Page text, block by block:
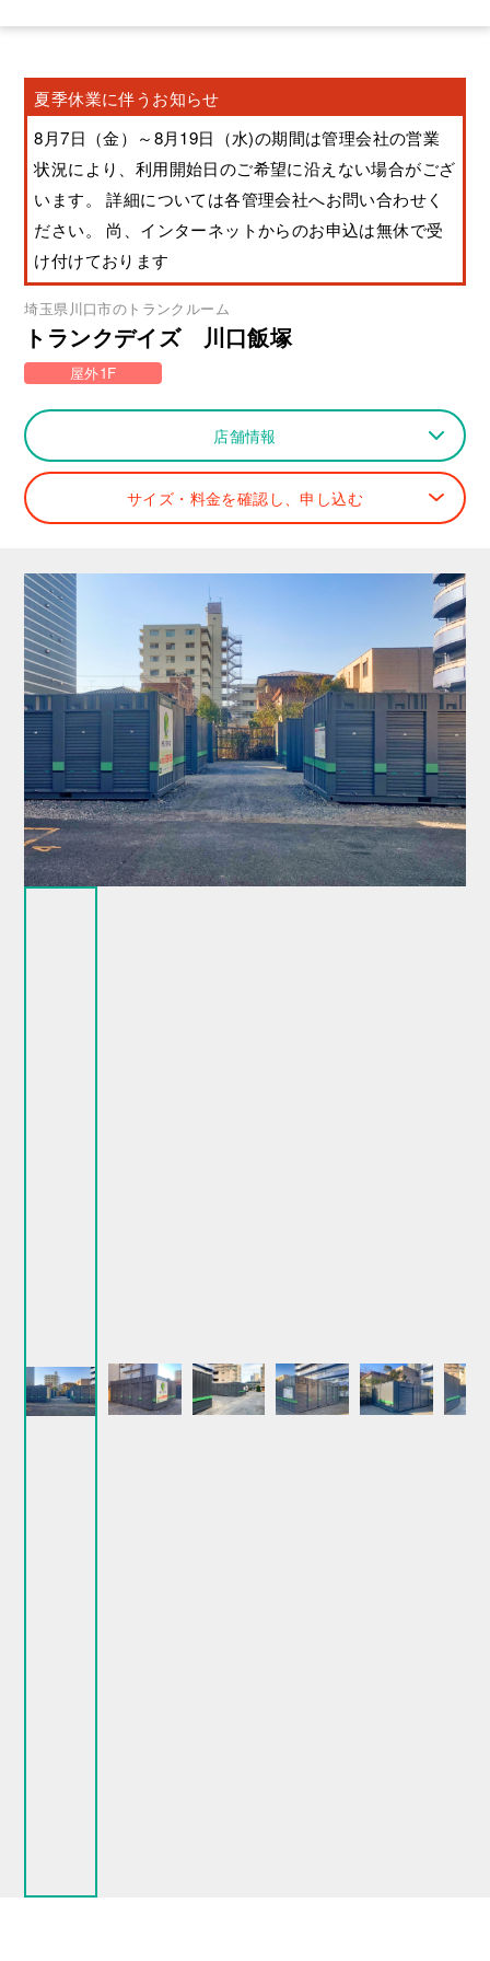
夏季休業に伴うお知らせ
8月7日（金）～8月19日（水)の期間は管理会社の営業
状況により、利用開始日のご希望に沿えない場合がござ
います。 詳細については各管理会社へお問い合わせく
ださい。 尚、インターネットからのお申込は無休で受
け付けております
埼玉県川口市のトランクルーム
トランクデイズ 川口飯塚
屋外1F
店舗情報
サイズ・料金を確認し、申し込む